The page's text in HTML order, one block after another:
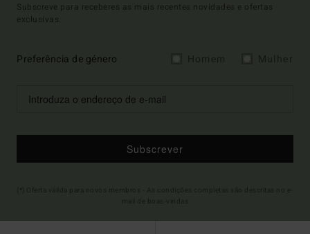
Subscreve para receberes as mais recentes novidades e ofertas
exclusivas.
Preferência de género
Subscrever